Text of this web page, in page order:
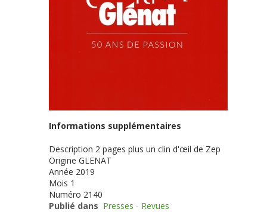
Informations supplémentaires
Description 2 pages plus un clin d'œil de Zep
Origine GLENAT
Année 2019
Mois 1
Numéro 2140
Publié dans Presses - Revues